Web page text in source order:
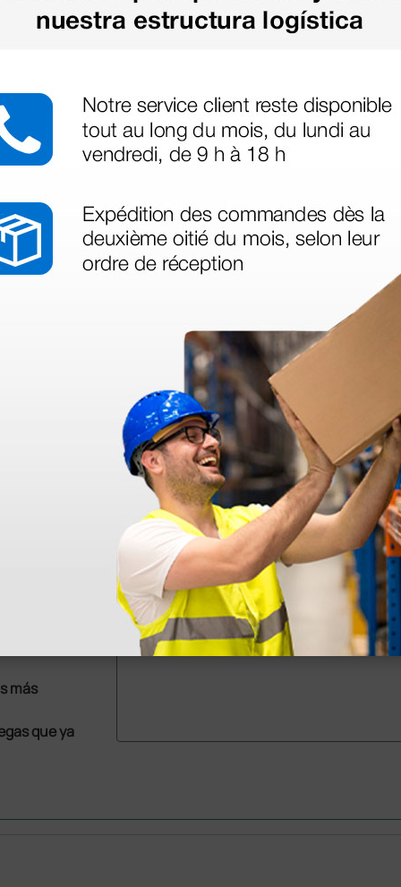
47,20 €
(Precio sin IVA)
1,48 €
Resucitador AMBU®
MARK IV - adultos con
reserva de oxígeno
140,00 €175,00 €
(Precio sin IVA)
1 ud.
(Precio sin
más
que ya